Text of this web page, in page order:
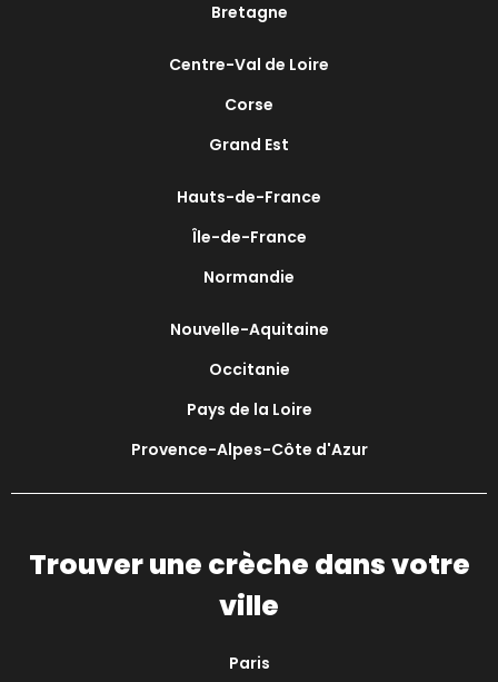
Bretagne
Centre-Val de Loire
Corse
Grand Est
Hauts-de-France
Île-de-France
Normandie
Nouvelle-Aquitaine
Occitanie
Pays de la Loire
Provence-Alpes-Côte d'Azur
Trouver une crèche dans votre
ville
Paris